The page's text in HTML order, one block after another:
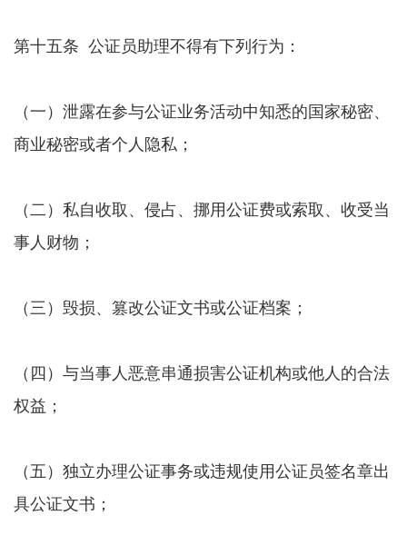
第十五条 公证员助理不得有下列行为：
（一）泄露在参与公证业务活动中知悉的国家秘密、
商业秘密或者个人隐私；
（二）私自收取、侵占、挪用公证费或索取、收受当
事人财物；
（三）毁损、篡改公证文书或公证档案；
（四）与当事人恶意串通损害公证机构或他人的合法
权益；
（五）独立办理公证事务或违规使用公证员签名章出
具公证文书；